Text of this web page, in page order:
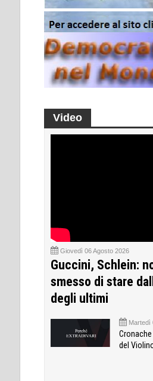
Video
Giovedì 06 Agosto 2026
Guccini, Schlein:
smesso di stare
degli ultimi
Martedì
del